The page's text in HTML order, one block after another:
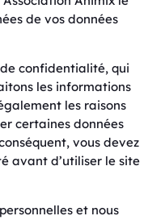
de vos données
confidentialité, qui
les informations
les raisons
certaines données
vous devez
avant d’utiliser le site
et nous